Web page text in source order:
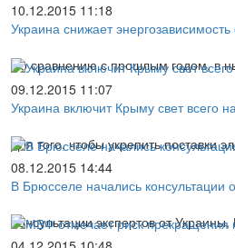
10.12.2015 11:18
Украина снижает
По сравнению с прошлым годом, в
09.12.2015 11:07
Украина включит Крыму свет всего
Для того, чтобы укрепить поставки
08.12.2015 14:44
В Брюсселе начались
Консультации экспертов от